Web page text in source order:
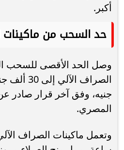
أكبر.
حد السحب من ماكينات ATM
وصل الحد الأقصى للسحب
جنيه، وفق آخر قرار صادر
المصري.